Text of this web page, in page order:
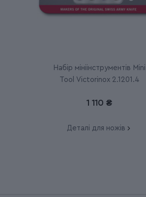
Набір мініінструментів Mini
Tool Victorinox 2.1201.4
1 110 ₴
Деталі для ножів